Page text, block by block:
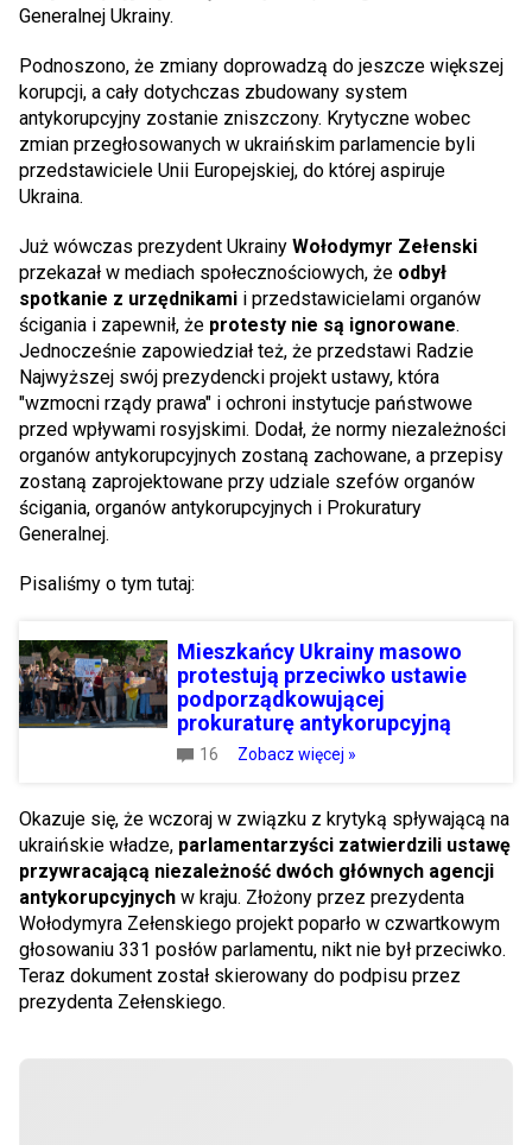
Generalnej Ukrainy.
Podnoszono, że zmiany doprowadzą do jeszcze większej
korupcji, a cały dotychczas zbudowany system
antykorupcyjny zostanie zniszczony. Krytyczne wobec
zmian przegłosowanych w ukraińskim parlamencie byli
przedstawiciele Unii Europejskiej, do której aspiruje
Ukraina.
Już wówczas prezydent Ukrainy Wołodymyr Zełenski
przekazał w mediach społecznościowych, że odbył
spotkanie z urzędnikami i przedstawicielami organów
ścigania i zapewnił, że protesty nie są ignorowane.
Jednocześnie zapowiedział też, że przedstawi Radzie
Najwyższej swój prezydencki projekt ustawy, która
"wzmocni rządy prawa" i ochroni instytucje państwowe
przed wpływami rosyjskimi. Dodał, że normy niezależności
organów antykorupcyjnych zostaną zachowane, a przepisy
zostaną zaprojektowane przy udziale szefów organów
ścigania, organów antykorupcyjnych i Prokuratury
Generalnej.
Pisaliśmy o tym tutaj:
Mieszkańcy Ukrainy masowo
protestują przeciwko ustawie
podporządkowującej
prokuraturę antykorupcyjną
16 Zobacz więcej »
Okazuje się, że wczoraj w związku z krytyką spływającą na
ukraińskie władze, parlamentarzyści zatwierdzili ustawę
przywracającą niezależność dwóch głównych agencji
antykorupcyjnych w kraju. Złożony przez prezydenta
Wołodymyra Zełenskiego projekt poparło w czwartkowym
głosowaniu 331 posłów parlamentu, nikt nie był przeciwko.
Teraz dokument został skierowany do podpisu przez
prezydenta Zełenskiego.